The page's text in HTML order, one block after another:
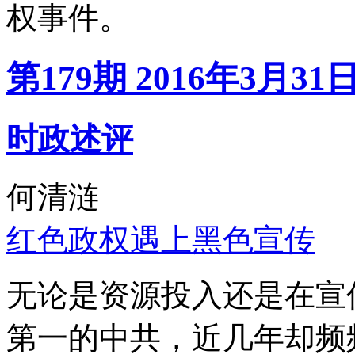
权事件。
第179期 2016年3月31
时政述评
何清涟
红色政权遇上黑色宣传
无论是资源投入还是在
第一的中共，近几年却